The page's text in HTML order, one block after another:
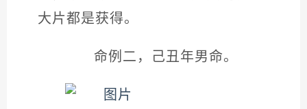
大片都是获得。
命例二，己丑年男命。